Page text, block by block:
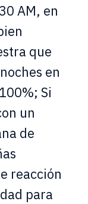
AM, en
que
en
Si
un
de
reacción
para